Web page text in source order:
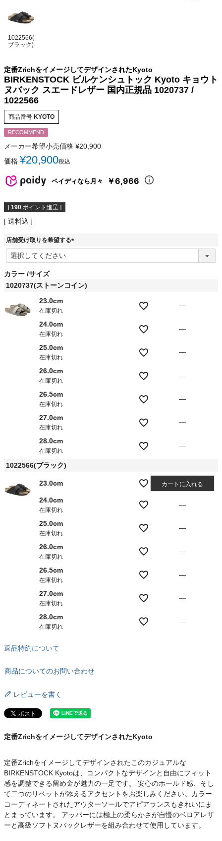
1022566(
ブラック)
定番ZrichをイメージしてデザインされたKyoto
BIRKENSTOCK ビルケンシュトック Kyoto キョウト
ヌバック スエードレザー 国内正規品 1020737 /
1022566
商品番号 KYOTO
RECOMMEND
メーカー希望小売価格 ¥20,900
価格 ¥20,900税込
ペイディなら月々 ￥6,966
[ 190 ポイント進呈 ]
送料込
店舗受け取りを希望する
(
カラー サイズ
1020737(ストーンコイン)
23.0cm
在庫切れ
—
24.0cm
在庫切れ
—
25.0cm
在庫切れ
—
26.0cm
在庫切れ
—
26.5cm
在庫切れ
—
27.0cm
在庫切れ
—
28.0cm
在庫切れ
—
1022566(ブラック)
23.0cm カートに入れる
24.0cm
在庫切れ
—
25.0cm
在庫切れ
—
26.0cm
在庫切れ
—
26.5cm
在庫切れ
—
27.0cm
在庫切れ
—
28.0cm
在庫切れ
—
返品特約について
商品についてのお問い合わせ
レビューを書く
定番ZrichをイメージしてデザインされたKyoto
定番Zrichをイメージしてデザインされたこのカジュアルな
BIRKENSTOCK Kyotoは、コンパクトなデザインと自由にフィット
感を調整できる留め金が魅力の一足です。 安心のホールド感、そし
て二つのリベットが添えるアクセントをお楽しみください。カラー
コーディネートされたアウターソールでアピアランスもきれいにま
とまっています。 アッパーには極上の柔らかさが自慢のベロアレザ
ーと高級ソフトヌバックレザーを組み合わせて使用しています。